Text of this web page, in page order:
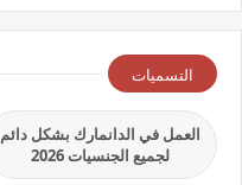
التسميات
العمل في الدانمارك بشكل دائم
لجميع الجنسيات 2026